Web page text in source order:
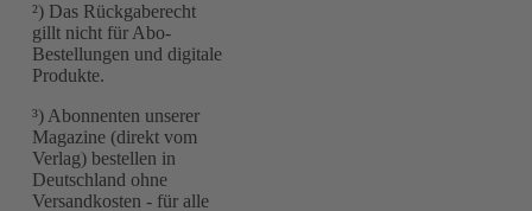
²) Das Rückgaberecht
gillt nicht für Abo-
Bestellungen und digitale
Produkte.
³) Abonnenten unserer
Magazine (direkt vom
Verlag) bestellen in
Deutschland ohne
Versandkosten - für alle